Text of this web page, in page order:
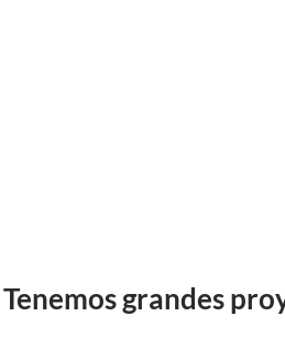
Tenemos grandes